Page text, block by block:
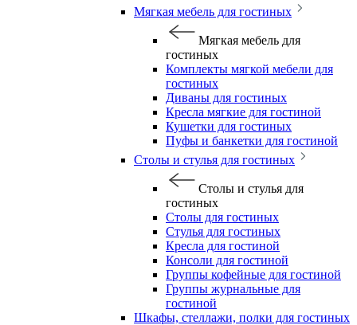
Мягкая мебель для гостиных
Мягкая мебель для
гостиных
Комплекты мягкой мебели для
гостиных
Диваны для гостиных
Кресла мягкие для гостиной
Кушетки для гостиных
Пуфы и банкетки для гостиной
Столы и стулья для гостиных
Столы и стулья для
гостиных
Столы для гостиных
Стулья для гостиных
Кресла для гостиной
Консоли для гостиной
Группы кофейные для гостиной
Группы журнальные для
гостиной
Шкафы, стеллажи, полки для гостиных